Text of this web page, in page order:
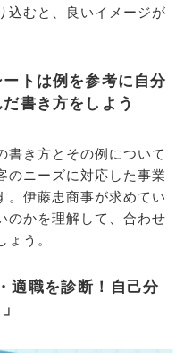
込むと、良いイメージが
トは例を参考に自分
書き方をしよう
書き方とその例について
のニーズに対応した事業
。伊藤忠商事が求めてい
のかを理解して、合わせ
う。
適職を診断！自己分